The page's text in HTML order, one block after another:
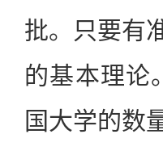
批。只要有
的基本理论
国大学的数